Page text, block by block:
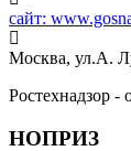
сайт:
Москва, ул.А.
Ростехнадзор -
НОПРИЗ